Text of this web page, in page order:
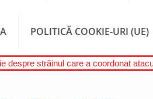
POLITICĂ COOKIE-URI (UE)
despre străinul care a coordonat